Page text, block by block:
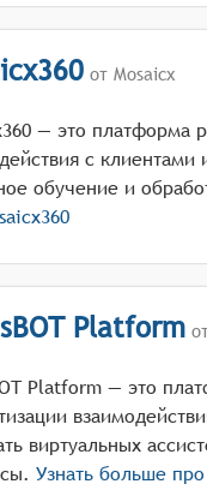
от Mosaicx
— это платформа
с
обучение и
Platform
Platform — это
виртуальных
Узнать больше про